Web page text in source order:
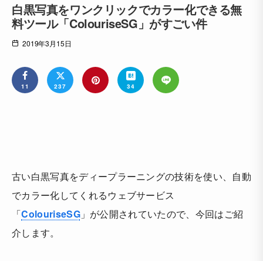
白黒写真をワンクリックでカラー化できる無
料ツール「ColouriseSG」がすごい件
2019年3月15日
11 237 34
古い白黒写真をディープラーニングの技術を使い、自動
でカラー化してくれるウェブサービス
「ColouriseSG」が公開されていたので、今回はご紹
介します。